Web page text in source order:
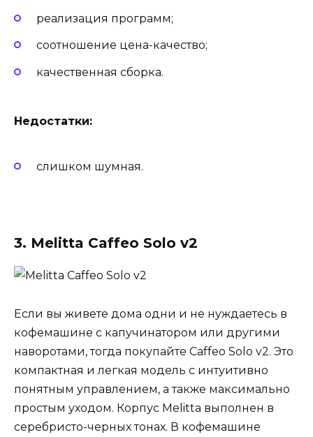
реализация программ;
соотношение цена-качество;
качественная сборка.
Недостатки:
слишком шумная.
3. Melitta Caffeo Solo v2
Если вы живете дома одни и не нуждаетесь в
кофемашине с капучинатором или другими
наворотами, тогда покупайте Caffeo Solo v2. Это
компактная и легкая модель с интуитивно
понятным управлением, а также максимально
простым уходом. Корпус Melitta выполнен в
серебристо-черных тонах. В кофемашине